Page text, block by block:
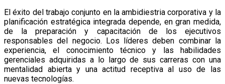
El éxito del trabajo conjunto en la ambidiestria corporativa y la
planificación estratégica integrada depende, en gran medida,
de la preparación y capacitación de los ejecutivos
responsables del negocio. Los líderes deben combinar la
experiencia, el conocimiento técnico y las habilidades
gerenciales adquiridas a lo largo de sus carreras con una
mentalidad abierta y una actitud receptiva al uso de las
nuevas tecnologías.